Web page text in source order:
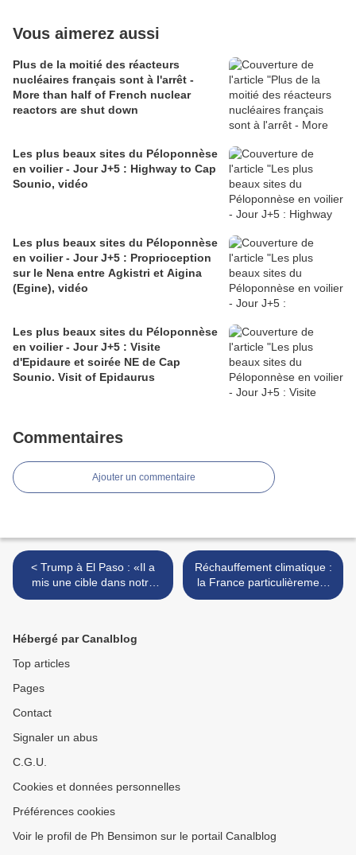
Vous aimerez aussi
Plus de la moitié des réacteurs
nucléaires français sont à l'arrêt -
More than half of French nuclear
reactors are shut down
Les plus beaux sites du Péloponnèse
en voilier - Jour J+5 : Highway to Cap
Sounio, vidéo
Les plus beaux sites du Péloponnèse
en voilier - Jour J+5 : Proprioception
sur le Nena entre Agkistri et Aigina
(Egine), vidéo
Les plus beaux sites du Péloponnèse
en voilier - Jour J+5 : Visite
d'Epidaure et soirée NE de Cap
Sounio. Visit of Epidaurus
Commentaires
Ajouter un commentaire
< Trump à El Paso : «Il a
mis une cible dans notre
dos» - Climate warming -
Réchauffement climatique :
la France particulièrement
exposée au risque de
Hébergé par Canalblog
Top articles
Pages
Contact
Signaler un abus
C.G.U.
Cookies et données personnelles
Préférences cookies
Voir le profil de Ph Bensimon sur le portail Canalblog